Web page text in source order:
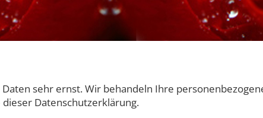
sehr ernst. Wir behandeln Ihre
Datenschutzerklärung.